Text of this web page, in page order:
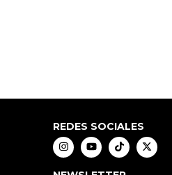
REDES SOCIALES